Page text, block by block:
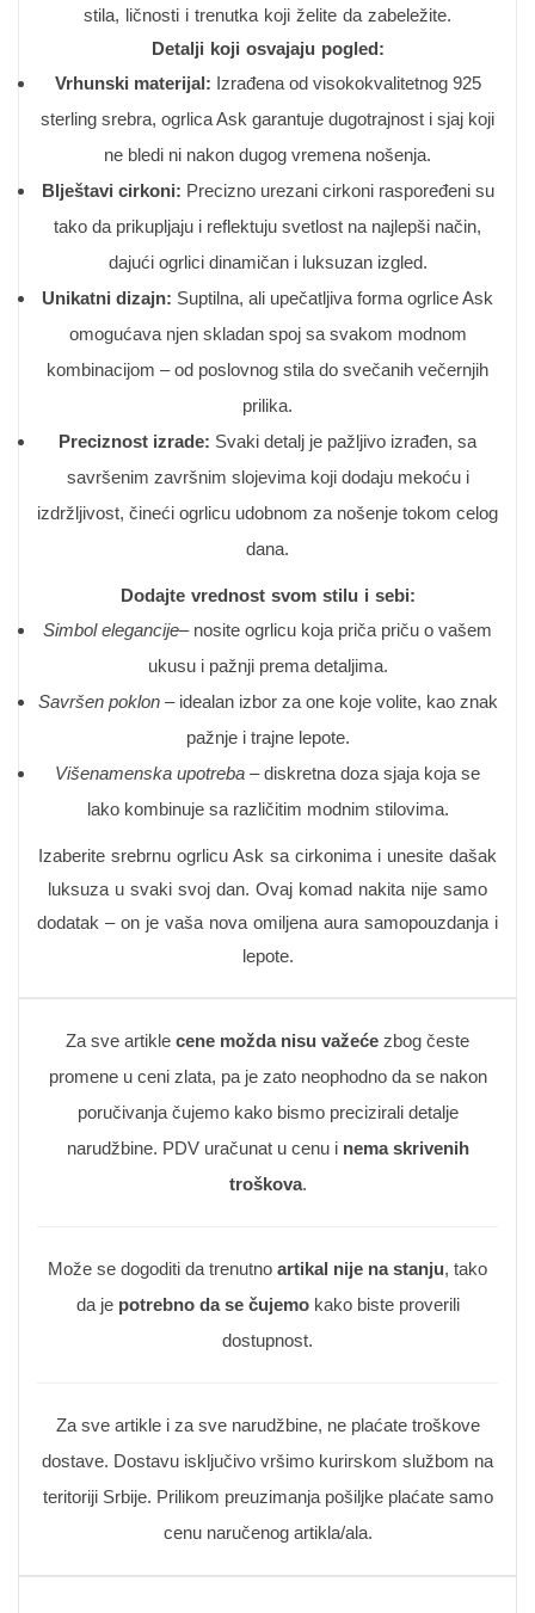
stila, ličnosti i trenutka koji želite da zabeležite.
Detalji koji osvajaju pogled:
Vrhunski materijal: Izrađena od visokokvalitetnog 925
sterling srebra, ogrlica Ask garantuje dugotrajnost i sjaj koji
ne bledi ni nakon dugog vremena nošenja.
Blještavi cirkoni: Precizno urezani cirkoni raspoređeni su
tako da prikupljaju i reflektuju svetlost na najlepši način,
dajući ogrlici dinamičan i luksuzan izgled.
Unikatni dizajn: Suptilna, ali upečatljiva forma ogrlice Ask
omogućava njen skladan spoj sa svakom modnom
kombinacijom – od poslovnog stila do svečanih večernjih
prilika.
Preciznost izrade: Svaki detalj je pažljivo izrađen, sa
savršenim završnim slojevima koji dodaju mekoću i
izdržljivost, čineći ogrlicu udobnom za nošenje tokom celog
dana.
Dodajte vrednost svom stilu i sebi:
Simbol elegancije– nosite ogrlicu koja priča priču o vašem
ukusu i pažnji prema detaljima.
Savršen poklon– idealan izbor za one koje volite, kao znak
pažnje i trajne lepote.
Višenamenska upotreba – diskretna doza sjaja koja se
lako kombinuje sa različitim modnim stilovima.
Izaberite srebrnu ogrlicu Ask sa cirkonima i unesite dašak
luksuza u svaki svoj dan. Ovaj komad nakita nije samo
dodatak – on je vaša nova omiljena aura samopouzdanja i
lepote.
Za sve artikle cene možda nisu važeće zbog česte
promene u ceni zlata, pa je zato neophodno da se nakon
poručivanja čujemo kako bismo precizirali detalje
narudžbine. PDV uračunat u cenu i nema skrivenih
troškova.
Može se dogoditi da trenutno artikal nije na stanju, tako
da je potrebno da se čujemokako biste proverili
dostupnost.
Za sve artikle i za sve narudžbine, ne plaćate troškove
dostave. Dostavu isključivo vršimo kurirskom službom na
teritoriji Srbije. Prilikom preuzimanja pošiljke plaćate samo
cenu naručenog artikla/ala.